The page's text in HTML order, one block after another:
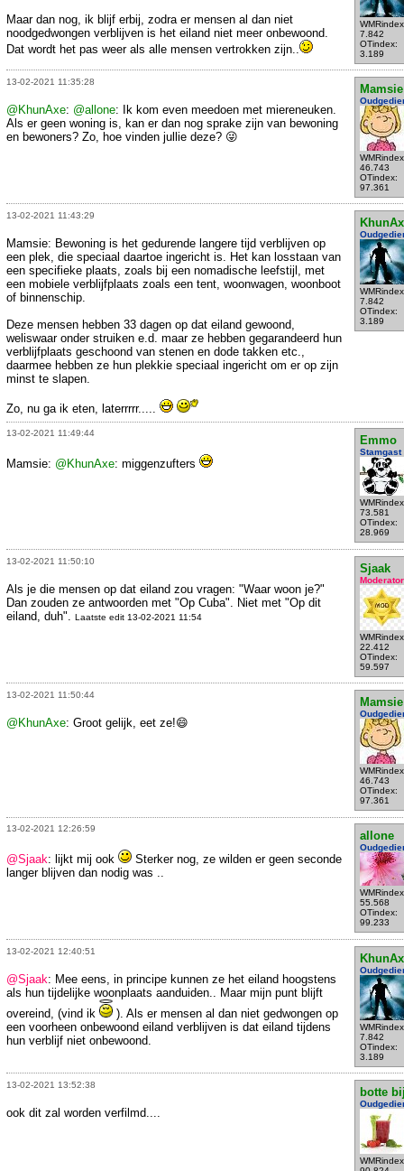
7.842
OTindex:
3.189
Maar dan nog, ik blijf erbij, zodra er mensen al dan niet
noodgedwongen verblijven is het eiland niet meer onbewoond.
Dat wordt het pas weer als alle mensen vertrokken zijn..
13-02-2021 11:35:28
Mamsie
46.743
OTindex:
97.361
@KhunAxe: @allone: Ik kom even meedoen met miereneuken.
Als er geen woning is, kan er dan nog sprake zijn van bewoning
en bewoners? Zo, hoe vinden jullie deze? 😜
13-02-2021 11:43:29
7.842
OTindex:
3.189
Mamsie: Bewoning is het gedurende langere tijd verblijven op
een plek, die speciaal daartoe ingericht is. Het kan losstaan van
een specifieke plaats, zoals bij een nomadische leefstijl, met
een mobiele verblijfplaats zoals een tent, woonwagen, woonboot
of binnenschip.
Deze mensen hebben 33 dagen op dat eiland gewoond,
weliswaar onder struiken e.d. maar ze hebben gegarandeerd hun
verblijfplaats geschoond van stenen en dode takken etc.,
daarmee hebben ze hun plekkie speciaal ingericht om er op zijn
minst te slapen.
Zo, nu ga ik eten, laterrrrr.....
13-02-2021 11:49:44
Emmo
Stamgast
73.581
OTindex:
28.969
Mamsie: @KhunAxe: miggenzufters
13-02-2021 11:50:10
Sjaak
Moderator
22.412
OTindex:
59.597
Als je die mensen op dat eiland zou vragen: "Waar woon je?"
Dan zouden ze antwoorden met "Op Cuba". Niet met "Op dit
eiland, duh".
Laatste edit 13-02-2021 11:54
13-02-2021 11:50:44
Mamsie
46.743
OTindex:
97.361
@KhunAxe: Groot gelijk, eet ze!😄
13-02-2021 12:26:59
allone
55.568
OTindex:
99.233
@Sjaak: lijkt mij ook
Sterker nog, ze wilden er geen seconde
langer blijven dan nodig was ..
13-02-2021 12:40:51
7.842
OTindex:
3.189
@Sjaak: Mee eens, in principe kunnen ze het eiland hoogstens
als hun tijdelijke woonplaats aanduiden.. Maar mijn punt blijft
overeind, (vind ik
). Als er mensen al dan niet gedwongen op
een voorheen onbewoond eiland verblijven is dat eiland tijdens
hun verblijf niet onbewoond.
13-02-2021 13:52:38
botte
ook dit zal worden verfilmd....